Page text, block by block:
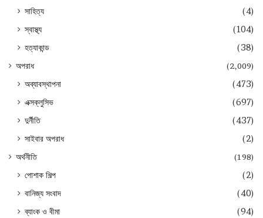
সাহিত্য
(4)
স্বাস্থ্য
(104)
হত্যাকান্ড
(38)
অপরাধ (2,009)
অব্যাবস্থাপনা
(473)
এক্সক্লুসিভ
(697)
দুর্নীতি
(437)
সাইবার অপরাধ
(2)
অর্থনীতি (198)
পোশাক শিল্প
(2)
বানিজ্য সংবাদ
(40)
ব্যাংক ও বীমা
(94)